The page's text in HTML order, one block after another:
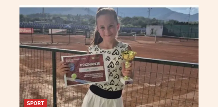
SPORT